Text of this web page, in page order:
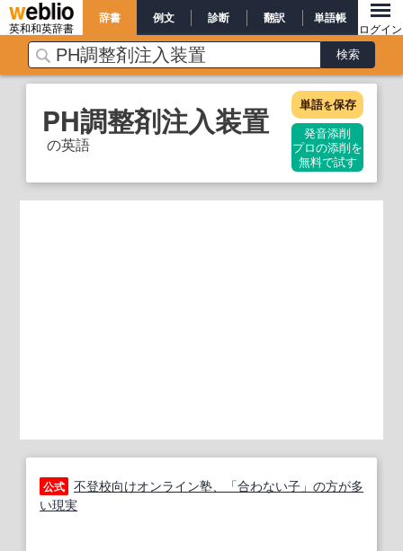
英和和英辞書
辞書 例文 診断 翻訳 単語帳
ログイン
PH調整剤注入装置
の英語
単語を保存
発音添削
プロの添削を
無料で試す
公式 不登校向けオンライン塾、「合わない子」の方が多
い現実